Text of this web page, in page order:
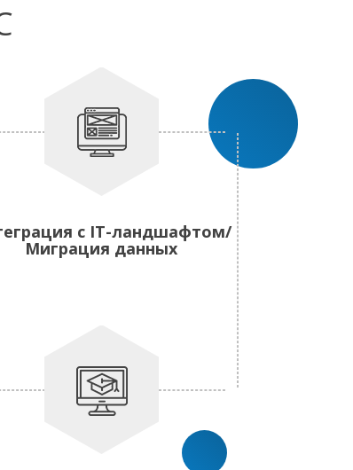
с IT-ландшафтом/
Миграция данных